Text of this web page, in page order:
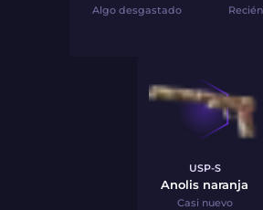
Algo desgastado
USP-S
Anolis naranja
Casi nuevo